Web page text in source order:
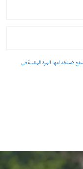
لاستخدامها المرة المقبلة في